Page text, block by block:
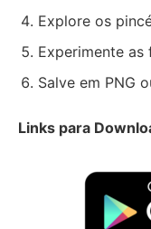
Explore os
Experimente as
Salve em PNG
Links para